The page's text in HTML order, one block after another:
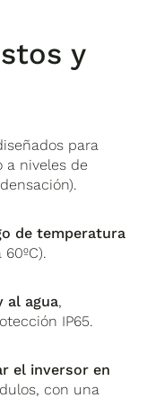
y
para
a niveles de
de temperatura
al agua,
IP65.
el inversor en
con una